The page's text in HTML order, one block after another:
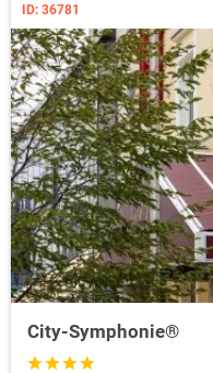
ID: 36781
City-Symphonie®